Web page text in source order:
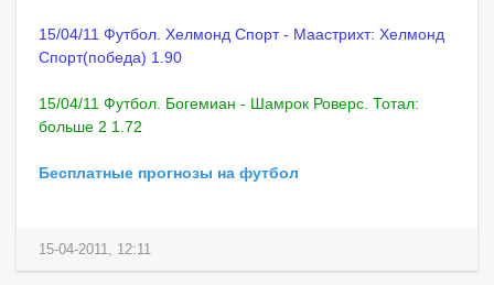
15/04/11 Футбол. Хелмонд Спорт - Маастрихт: Хелмонд
Спорт(победа) 1.90
15/04/11 Футбол. Богемиан - Шамрок Роверс. Тотал:
больше 2 1.72
Бесплатные прогнозы на футбол
15-04-2011, 12:11